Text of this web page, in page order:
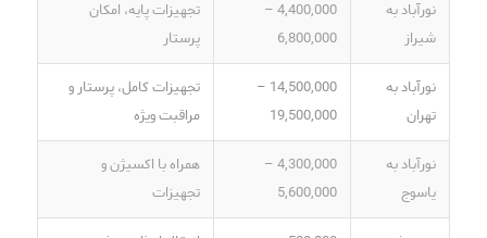
نورآباد به
شیراز
4,400,000 –
6,800,000
تجهیزات پایه، امکان
پرستار
نورآباد به
تهران
14,500,000 –
19,500,000
تجهیزات کامل، پرستار و
مراقبت ویژه
نورآباد به
یاسوج
4,300,000 –
5,600,000
همراه با اکسیژن و
تجهیزات